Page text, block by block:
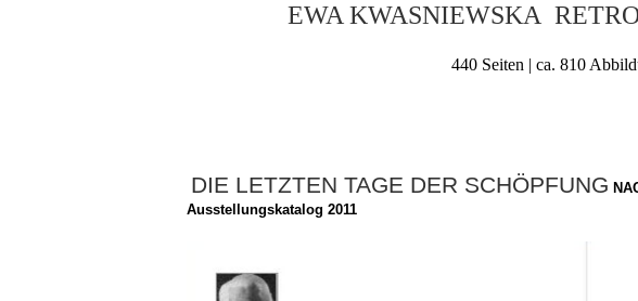
EWA KWASNIEWSKA
440 Seiten | ca. 810
DIE LETZTEN TAGE DER SCHÖPFUNG
Ausstellungskatalog 2011